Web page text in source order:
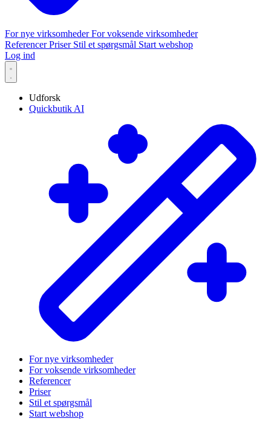
For nye virksomhederFor voksende virksomheder
ReferencerPriser Stil et spørgsmål Start webshop
Log ind
Udforsk
Quickbutik AI
For nye virksomheder
For voksende virksomheder
Referencer
Priser
Stil et spørgsmål
Start webshop